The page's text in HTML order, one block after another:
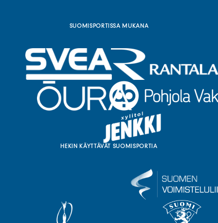
SUOMISPORTISSA MUKANA
HEKIN KÄYTTÄVÄT SUOMISPORTIA